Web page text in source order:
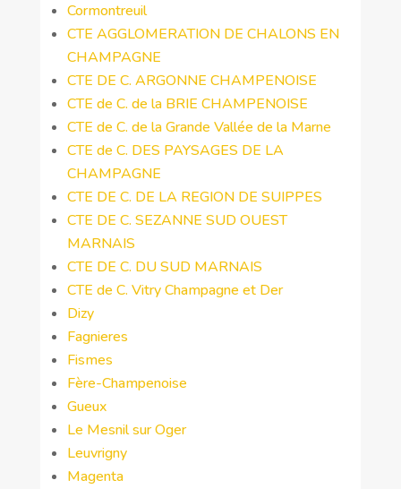
Cormontreuil
CTE AGGLOMERATION DE CHALONS EN
CHAMPAGNE
CTE DE C. ARGONNE CHAMPENOISE
CTE de C. de la BRIE CHAMPENOISE
CTE de C. de la Grande Vallée de la Marne
CTE de C. DES PAYSAGES DE LA
CHAMPAGNE
CTE DE C. DE LA REGION DE SUIPPES
CTE DE C. SEZANNE SUD OUEST
MARNAIS
CTE DE C. DU SUD MARNAIS
CTE de C. Vitry Champagne et Der
Dizy
Fagnieres
Fismes
Fère-Champenoise
Gueux
Le Mesnil sur Oger
Leuvrigny
Magenta